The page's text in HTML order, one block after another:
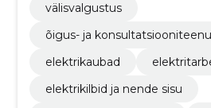
välisvalgustus
õigus- ja
elektrikaubad
elektrikilbid ja nende sisu